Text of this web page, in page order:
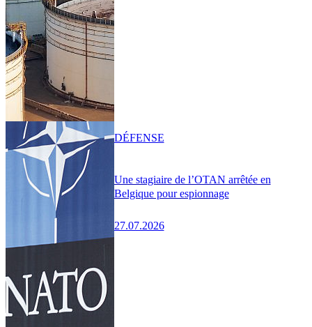
Une stagiaire de l’OTAN arrêtée en
Belgique pour espionnage
27.07.2026
DÉFENSE